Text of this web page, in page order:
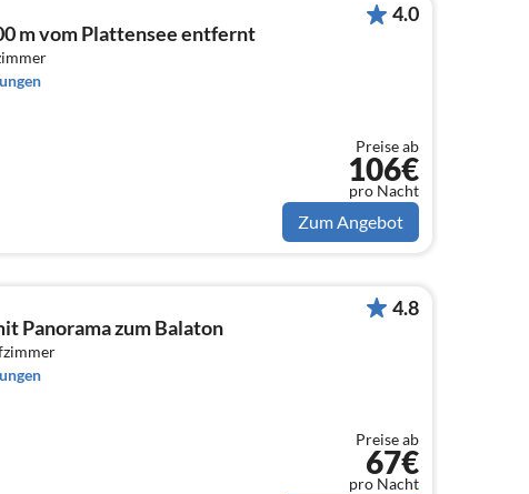
m vom Plattensee entfernt
4.0
Preise ab
106€
pro Nacht
Zum Angebot
Panorama zum Balaton
4.8
Preise ab
67€
pro Nacht